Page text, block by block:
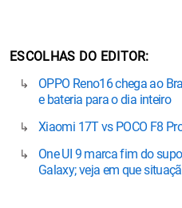
ESCOLHAS DO EDITOR
OPPO Reno16 chega ao
e bateria para o dia inteiro
Xiaomi 17T vs POCO F8
One UI 9 marca fim do
Galaxy; veja em que